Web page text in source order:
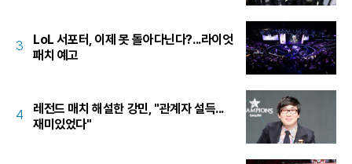
3
LoL 서포터, 이제 못 돌아다닌다?...라이엇
패치 예고
4
레전드 매치 해설한 강민, "관계자 설득...
재미있었다"